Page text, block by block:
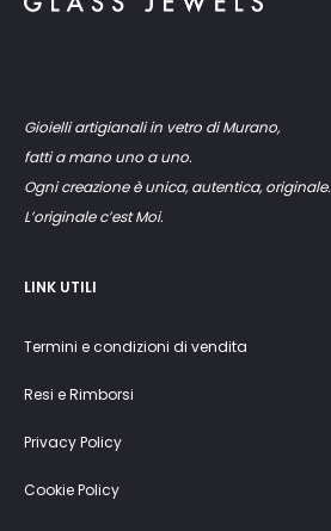
Gioielli artigianali in vetro di Murano,
fatti a mano uno a uno.
Ogni creazione è unica, autentica, originale.
L’originale c’est Moi.
LINK UTILI
Termini e condizioni di vendita
Resi e Rimborsi
Privacy Policy
Cookie Policy